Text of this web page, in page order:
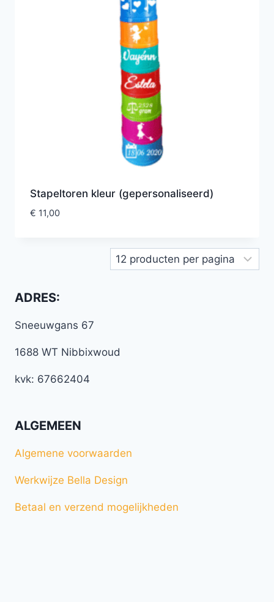
Stapeltoren kleur (gepersonaliseerd)
€ 11,00
ADRES:
Sneeuwgans 67
1688 WT Nibbixwoud
kvk: 67662404
ALGEMEEN
Algemene voorwaarden
Werkwijze Bella Design
Betaal en verzend mogelijkheden